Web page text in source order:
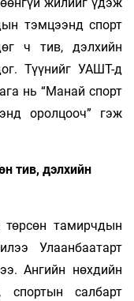
жилийг үдэж
тэмцээнд спорт
ч тив, дэлхийн
Түүнийг УАШТ-д
нь “Манай спорт
оролцооч” гэж
тив, дэлхийн
төрсөн тамирчдын
Улаанбаатарт
Ангийн нөхдийн
спортын салбарт